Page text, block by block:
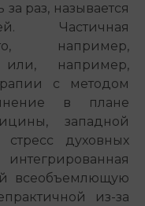
раз, называется
Частичная
например,
или, например,
с методом
в плане
западной
духовных
всеобъемлющую
из-за